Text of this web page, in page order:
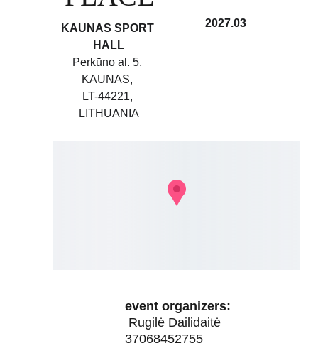
KAUNAS SPORT
HALL
Perkūno al. 5,
KAUNAS,
LT-44221,
LITHUANIA
event organizers:
37068452755
2027.03